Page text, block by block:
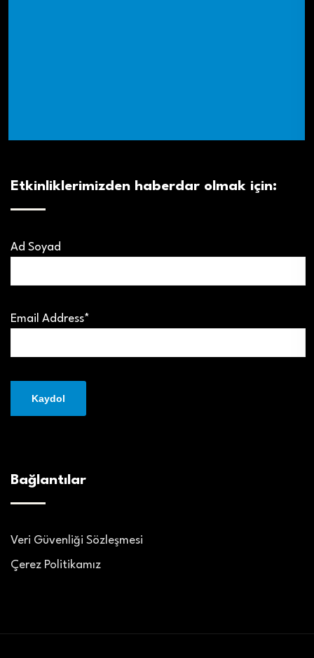
Etkinliklerimizden haberdar olmak için:
Ad Soyad
Email Address*
Bağlantılar
Veri Güvenliği Sözleşmesi
Çerez Politikamız